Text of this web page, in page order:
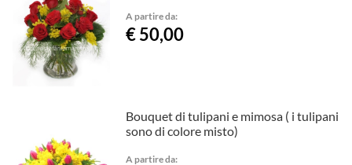
A partire da:
€ 50,00
Bouquet di tulipani e mimosa ( i tulipani
sono di colore misto)
A partire da: